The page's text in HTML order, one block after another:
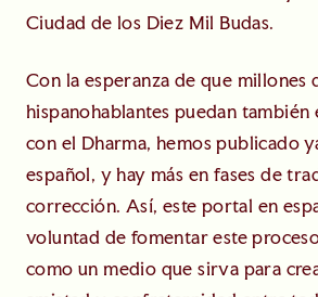
Ciudad de los Diez Mil Budas.
Con la esperanza de que millones
hispanohablantes puedan también
con el Dharma, hemos publicado
español, y hay más en fases de
corrección. Así, este portal en
voluntad de fomentar este
como un medio que sirva para